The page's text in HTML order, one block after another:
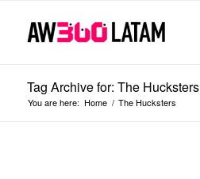
Tag Archive for: The Hucksters
You are here: Home / The Hucksters